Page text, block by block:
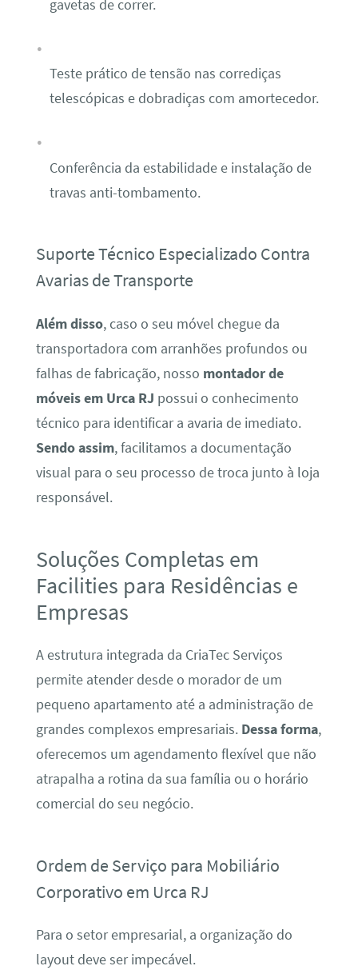
gavetas de correr.
Teste prático de tensão nas corrediças
telescópicas e dobradiças com amortecedor.
Conferência da estabilidade e instalação de
travas anti-tombamento.
Suporte Técnico Especializado Contra
Avarias de Transporte
Além disso, caso o seu móvel chegue da
transportadora com arranhões profundos ou
falhas de fabricação, nosso montador de
móveis em Urca RJ possui o conhecimento
técnico para identificar a avaria de imediato.
Sendo assim, facilitamos a documentação
visual para o seu processo de troca junto à loja
responsável.
Soluções Completas em
Facilities para Residências e
Empresas
A estrutura integrada da CriaTec Serviços
permite atender desde o morador de um
pequeno apartamento até a administração de
grandes complexos empresariais. Dessa forma,
oferecemos um agendamento flexível que não
atrapalha a rotina da sua família ou o horário
comercial do seu negócio.
Ordem de Serviço para Mobiliário
Corporativo em Urca RJ
Para o setor empresarial, a organização do
layout deve ser impecável.